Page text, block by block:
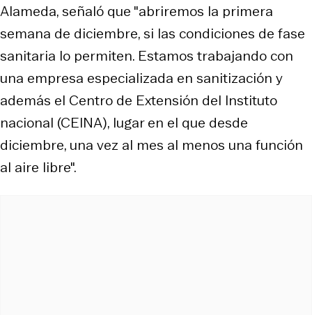
Alameda, señaló que "abriremos la primera
semana de diciembre, si las condiciones de fase
sanitaria lo permiten. Estamos trabajando con
una empresa especializada en sanitización y
además el Centro de Extensión del Instituto
nacional (CEINA), lugar en el que desde
diciembre, una vez al mes al menos una función
al aire libre".